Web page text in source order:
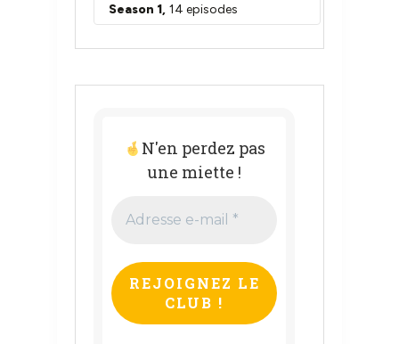
N'en perdez pas
une miette !
e-
*